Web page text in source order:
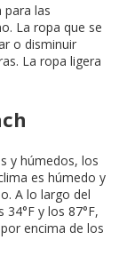
para las
La ropa que se
o disminuir
La ropa ligera
y húmedos, los
es húmedo y
A lo largo del
y los 87°F,
encima de los